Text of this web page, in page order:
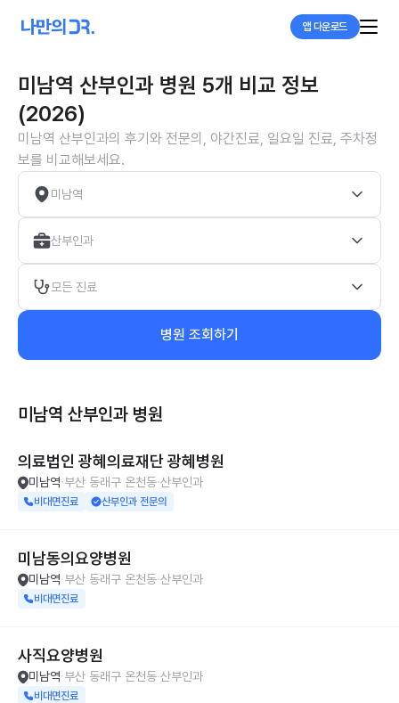
앱 다운로드
미남역 산부인과 병원 5개 비교 정보
(2026)
미남역 산부인과의 후기와 전문의, 야간진료, 일요일 진료, 주차정
보를 비교해보세요.
미남역
산부인과
모든 진료
병원 조회하기
미남역 산부인과 병원
의료법인 광혜의료재단 광혜병원
미남역 부산 동래구 온천동 산부인과
비대면진료 산부인과 전문의
미남동의요양병원
미남역 부산 동래구 온천동 산부인과
비대면진료
사직요양병원
미남역 부산 동래구 온천동 산부인과
비대면진료